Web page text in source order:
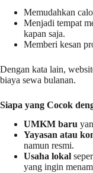
Memudahkan
Menjadi tempat
kapan saja.
Memberi kesan
Dengan kata lain,
biaya sewa bulanan.
Siapa yang Cocok
UMKM baru
Yayasan atau
namun resmi.
Usaha lokal
yang ingin